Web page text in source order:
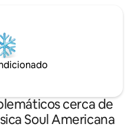
cerca de
Soul Americana